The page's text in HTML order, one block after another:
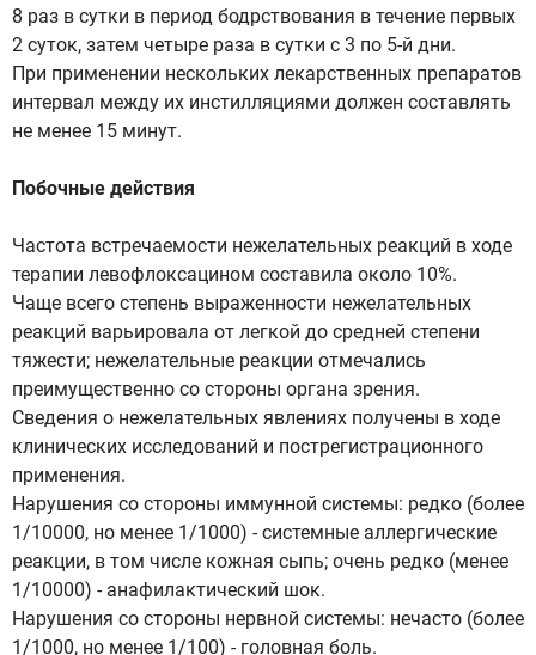
8 раз в сутки в период бодрствования в течение первых
2 суток, затем четыре раза в сутки с 3 по 5-й дни.
При применении нескольких лекарственных препаратов
интервал между их инстилляциями должен составлять
не менее 15 минут.
Побочные действия
Частота встречаемости нежелательных реакций в ходе
терапии левофлоксацином составила около 10%.
Чаще всего степень выраженности нежелательных
реакций варьировала от легкой до средней степени
тяжести; нежелательные реакции отмечались
преимущественно со стороны органа зрения.
Сведения о нежелательных явлениях получены в ходе
клинических исследований и пострегистрационного
применения.
Нарушения со стороны иммунной системы: редко (более
1/10000, но менее 1/1000) - системные аллергические
реакции, в том числе кожная сыпь; очень редко (менее
1/10000) - анафилактический шок.
Нарушения со стороны нервной системы: нечасто (более
1/1000, но менее 1/100) - головная боль.